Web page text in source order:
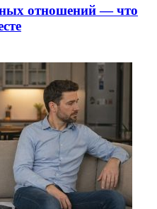
отношений — что